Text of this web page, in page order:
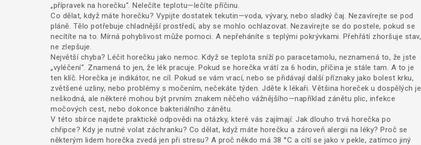
„přípravek na horečku“. Nelečíte teplotu—lečíte příčinu.
Co dělat, když máte horečku? Vypijte dostatek tekutin—voda, vývary, nebo sladký čaj. Nezavírejte se pod
pláně. Tělo potřebuje chladnější prostředí, aby se mohlo ochlazovat. Nezavírejte se do postele, pokud se
necítíte na to. Mírná pohyblivost může pomoci. A nepřeháníte s teplými pokrývkami. Přehřátí zhoršuje stav,
ne zlepšuje.
Největší chyba? Léčit horečku jako nemoc. Když se teplota sníží po paracetamolu, neznamená to, že jste
„vyléčení“. Znamená to jen, že lék pracuje. Pokud se horečka vrátí za 6 hodin, příčina je stále tam. A to je
ten klíč. Horečka je indikátor, ne cíl. Pokud se vám vrací, nebo se přidávají další příznaky jako bolest krku,
zvětšené uzliny, nebo problémy s močením, nečekáte týden. Jděte k lékaři. Většina horeček u dospělých je
neškodná, ale některé mohou být prvním znakem něčeho vážnějšího—například zánětu plic, infekce
močových cest, nebo dokonce bakteriálního zánětu.
V této sbírce najdete praktické odpovědi na otázky, které vás zajímají: Jak dlouho trvá horečka po
chřipce? Kdy je nutné volat záchranku? Co dělat, když máte horečku a zároveň alergii na léky? Proč se
některým lidem horečka zvedá jen při stresu? A proč někdo má 38 °C a cítí se jako v pekle, zatímco jiný